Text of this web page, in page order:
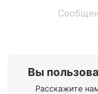
Вы
Расскажите